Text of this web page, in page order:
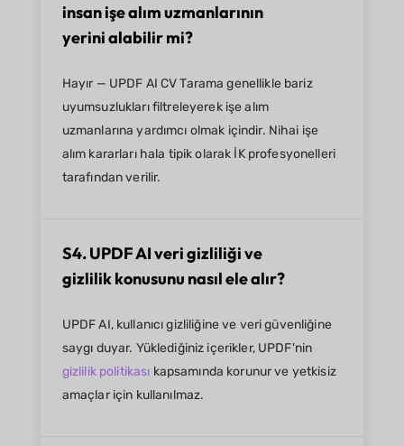
insan işe alım uzmanlarının
yerini alabilir mi?
Hayır — UPDF AI CV Tarama genellikle bariz
uyumsuzlukları filtreleyerek işe alım
uzmanlarına yardımcı olmak içindir. Nihai işe
alım kararları hala tipik olarak İK profesyonelleri
tarafından verilir.
S4. UPDF AI veri gizliliği ve
gizlilik konusunu nasıl ele alır?
UPDF AI, kullanıcı gizliliğine ve veri güvenliğine
saygı duyar. Yüklediğiniz içerikler, UPDF'nin
gizlilik politikası kapsamında korunur ve yetkisiz
amaçlar için kullanılmaz.